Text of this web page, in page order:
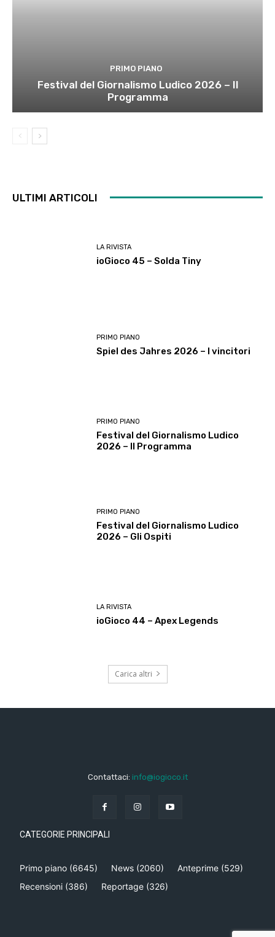
PRIMO PIANO
Festival del Giornalismo Ludico 2026 – Il
Programma
ULTIMI ARTICOLI
LA RIVISTA
ioGioco 45 – Solda Tiny
PRIMO PIANO
Spiel des Jahres 2026 – I vincitori
PRIMO PIANO
Festival del Giornalismo Ludico
2026 – Il Programma
PRIMO PIANO
Festival del Giornalismo Ludico
2026 – Gli Ospiti
LA RIVISTA
ioGioco 44 – Apex Legends
Carica altri
Contattaci: info@iogioco.it
CATEGORIE PRINCIPALI
Primo piano (6645) News (2060) Anteprime (529)
Recensioni (386) Reportage (326)